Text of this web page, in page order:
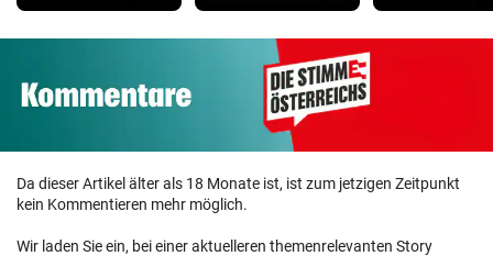
Da dieser Artikel älter als 18 Monate ist, ist zum jetzigen Zeitpunkt
kein Kommentieren mehr möglich.
Wir laden Sie ein, bei einer aktuelleren themenrelevanten Story